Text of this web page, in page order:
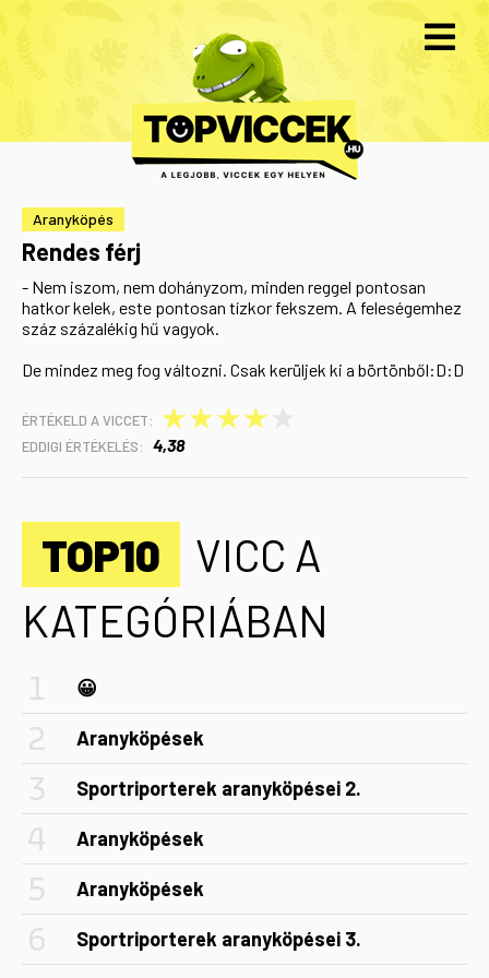
Aranyköpés
Rendes férj
‎- Nem iszom, nem dohányzom, minden reggel pontosan
hatkor kelek, este pontosan tízkor fekszem. A feleségemhez
száz százalékig hű vagyok.
De mindez meg fog változni. Csak kerüljek ki a börtönből:D:D
ÉRTÉKELD A VICCET: ★
★
★
★
EDDIGI ÉRTÉKELÉS: 4,38
TOP10
VICC A
KATEGÓRIÁBAN
😀
Aranyköpések
Sportriporterek aranyköpései 2.
Aranyköpések
Aranyköpések
Sportriporterek aranyköpései 3.